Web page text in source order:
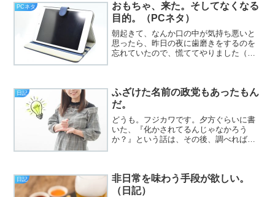
に、新しいアイデアをひねくりこかすこ
とで平穏を保とうと試みる夜の...
PCネタ
おもちゃ、来た。そしてなくなる
目的。（PCネタ）
朝起きて、なんか口の中が気持ち悪いと
思ったら、昨日の夜に歯磨きをするのを
忘れていたので、慌ててやりました（挨
なく発揮する月曜日、皆様...
日記
ふざけた名前の政党もあったもん
だ。
どうも。フジカワです。夕方ぐらいに書
いた、『化かされてるんじゃなかろう
か？』という話は、その後、調べれば調
えば、全部は笑って許せま...
日記
非日常を味わう手段が欲しい。
（日記）